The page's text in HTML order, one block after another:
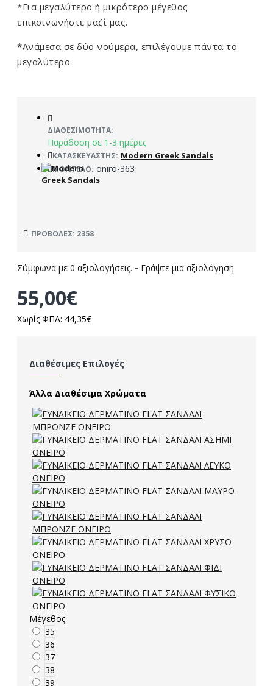
*Για μεγαλύτερο ή μικρότερο μέγεθος
επικοινωνήστε μαζί μας.
*Ανάμεσα σε δύο νούμερα, επιλέγουμε πάντα το
μεγαλύτερο.
ΔΙΑΘΕΣΙΜΌΤΗΤΑ:
Παράδοση σε 1-3 ημέρες
ΚΑΤΑΣΚΕΥΑΣΤΉΣ: Modern Greek Sandals
ΜΟΝΤΈΛΟ: oniro-363
ΠΡΟΒΟΛΈΣ: 2358
Σύμφωνα με 0 αξιολογήσεις. - Γράψτε μια αξιολόγηση
55,00€
Χωρίς ΦΠΑ: 44,35€
Διαθέσιμες Επιλογές
Άλλα Διαθέσιμα Χρώματα
Μέγεθος
35
36
37
38
39